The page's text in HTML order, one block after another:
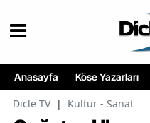
Anasayfa Köşe Yazarları
Dicle TV | Kültür - Sanat